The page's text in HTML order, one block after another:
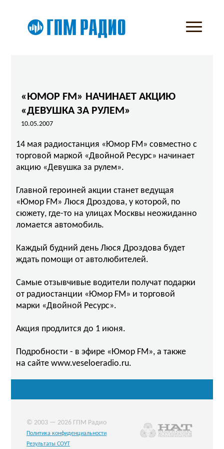
«ЮМОР FM» НАЧИНАЕТ АКЦИЮ
«ДЕВУШКА ЗА РУЛЕМ»
10.05.2007
14 мая радиостанция «Юмор FM» совместно с
торговой маркой «Двойной Ресурс» начинает
акцию «Девушка за рулем».
Главной героиней акции станет ведущая
«Юмор FM» Люся Дроздова, у которой, по
сюжету, где-то на улицах Москвы неожиданно
ломается автомобиль.
Каждый будний день Люся Дроздова будет
ждать помощи от автолюбителей.
Самые отзывчивые водители получат подарки
от радиостанции «Юмор FM» и торговой
марки «Двойной Ресурс».
Акция продлится до 1 июня.
Подробности - в эфире «Юмор FM», а также
на сайте www.veseloeradio.ru.
© 2003 — 2026 ГПМ Радио
Политика конфиденциальности
Результаты СОУТ